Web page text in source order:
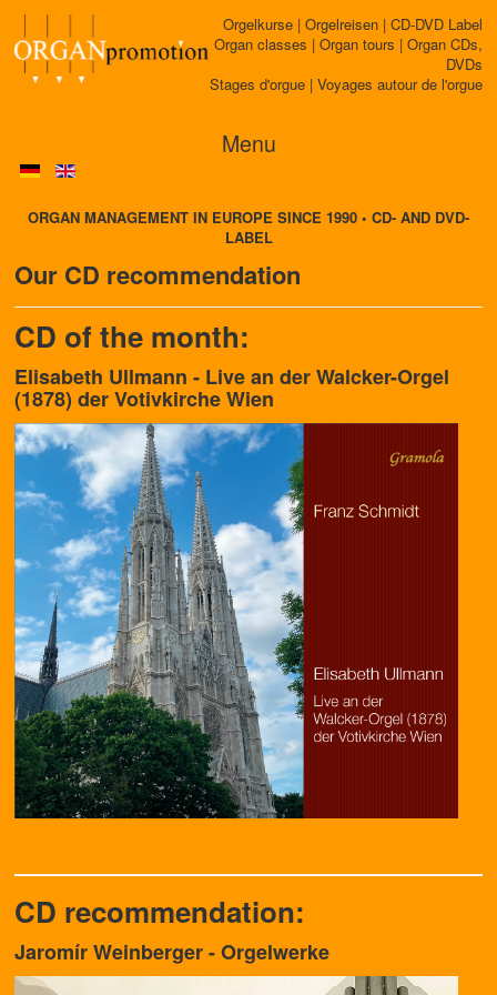
Orgelkurse | Orgelreisen | CD-DVD Label
Organ classes | Organ tours | Organ CDs,
DVDs
Stages d'orgue | Voyages autour de l'orgue
Menu
ORGAN MANAGEMENT IN EUROPE SINCE 1990 • CD- AND DVD-
LABEL
Our CD recommendation
CD of the month:
Elisabeth Ullmann - Live an der Walcker-Orgel
(1878) der Votivkirche Wien
CD recommendation:
Jaromír Weinberger - Orgelwerke